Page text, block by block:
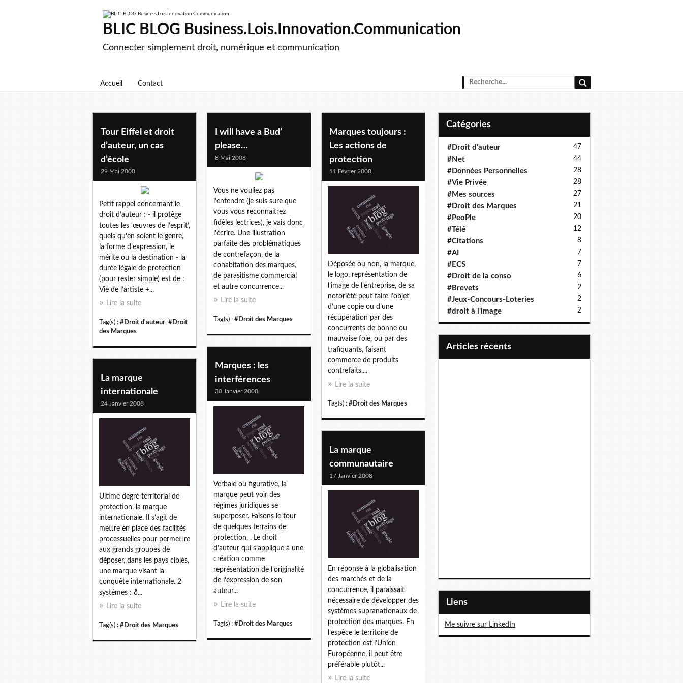
BLIC BLOG Business.Lois.Innovation.Communication
Connecter simplement droit, numérique et communication
Accueil Contact
droit des marques
Tour Eiffel et droit
d’auteur, un cas
d’école
29 Mai 2008
Petit rappel concernant le
droit d’auteur : - il protège
toutes les ‘œuvres de l’esprit’,
quels qu’en soient le genre,
la forme d’expression, le
mérite ou la destination - la
durée légale de protection
(pour rester simple) est de :
Vie de l’artiste +...
Lire la suite
Tag(s) : #Droit d'auteur, #Droit
des Marques
I will have a Bud’
please…
8 Mai 2008
Vous ne vouliez pas
l’entendre (je suis sure que
vous vous reconnaitrez
fidèles lectrices), je vais donc
l’écrire. Une illustration
parfaite des problématiques
de contrefaçon, de la
cohabitation des marques,
de parasitisme commercial
et autre concurrence...
Lire la suite
Tag(s) : #Droit des Marques
Marques toujours :
Les actions de
protection
11 Février 2008
Déposée ou non, la marque,
le logo, représentation de
l’image de l’entreprise, de sa
notoriété peut faire l’objet
d’une copie ou d’une
récupération par des
concurrents de bonne ou
mauvaise foie, ou par des
trafiquants, faisant
commerce de produits
contrefaits....
Lire la suite
Tag(s) : #Droit des Marques
Marques : les
interférences
30 Janvier 2008
Verbale ou figurative, la
marque peut voir des
régimes juridiques se
superposer. Faisons le tour
de quelques terrains de
protection. . Le droit
d’auteur qui s’applique à une
création comme
représentation de l’originalité
de l’expression de son
auteur...
Lire la suite
Tag(s) : #Droit des Marques
La marque
internationale
24 Janvier 2008
Ultime degré territorial de
protection, la marque
internationale. Il s’agit de
mettre en place des facilités
processuelles pour permettre
aux grands groupes de
déposer, dans les pays ciblés,
une marque visant la
conquête internationale. 2
systèmes : ð...
Lire la suite
Tag(s) : #Droit des Marques
La marque
communautaire
17 Janvier 2008
En réponse à la globalisation
des marchés et de la
concurrence, il paraissait
nécessaire de développer des
systèmes supranationaux de
protection des marques. En
l’espèce le territoire de
protection est l’Union
Européenne, il peut être
préférable plutôt...
Lire la suite
Catégories
#Droit d'auteur 47
#Net 44
#Données Personnelles 28
#Vie Privée 28
#Mes sources 27
#Droit des Marques 21
#PeoPle 20
#Télé 12
#Citations 8
#AI 7
#ECS 7
#Droit de la conso 6
#Brevets 2
#Jeux-Concours-Loteries 2
#droit à l'image 2
articles récents
Liens
Me suivre sur LinkedIn